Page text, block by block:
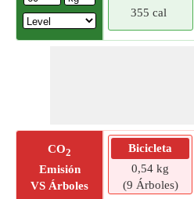
355 cal
CO2
Emisión
VS Árboles
Bicicleta
0,54 kg
(9 Árboles)